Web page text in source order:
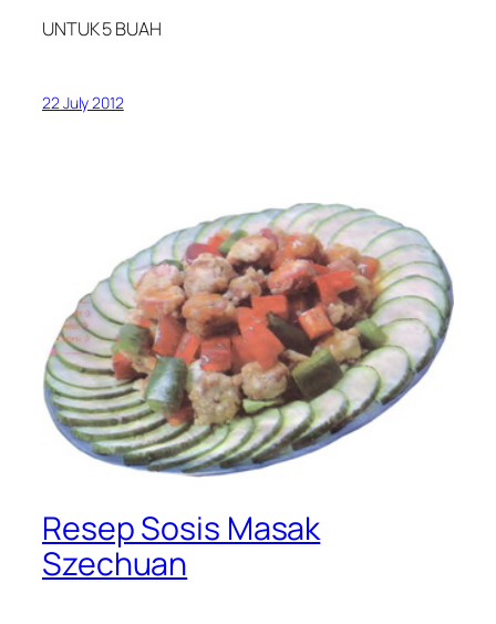
UNTUK 5 BUAH
22 July 2012
Resep Sosis Masak
Szechuan